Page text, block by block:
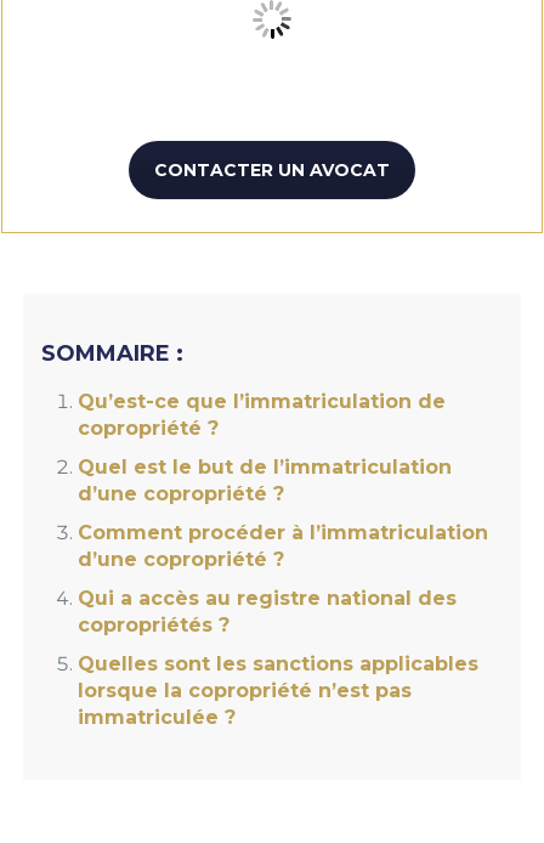
CONTACTER UN AVOCAT
SOMMAIRE :
Qu’est-ce que l’immatriculation de
copropriété ?
Quel est le but de l’immatriculation
d’une copropriété ?
Comment procéder à l’immatriculation
d’une copropriété ?
Qui a accès au registre national des
copropriétés ?
Quelles sont les sanctions applicables
lorsque la copropriété n’est pas
immatriculée ?